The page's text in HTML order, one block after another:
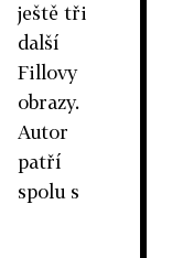
ještě tři
další
Fillovy
obrazy.
Autor
patří
spolu s